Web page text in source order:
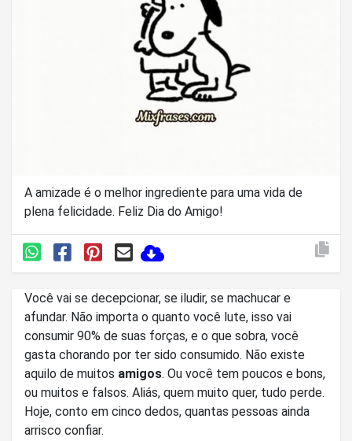
A amizade é o melhor ingrediente para uma vida de
plena felicidade. Feliz Dia do Amigo!
Você vai se decepcionar, se iludir, se machucar e
afundar. Não importa o quanto você lute, isso vai
consumir 90% de suas forças, e o que sobra, você
gasta chorando por ter sido consumido. Não existe
aquilo de muitos amigos. Ou você tem poucos e bons,
ou muitos e falsos. Aliás, quem muito quer, tudo perde.
Hoje, conto em cinco dedos, quantas pessoas ainda
arrisco confiar.